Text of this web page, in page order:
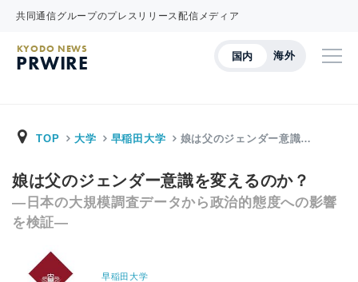
共同通信グループのプレスリリース配信メディア
国内 海外
KYODO NEWS
PRWIRE
TOP 大学 早稲田大学 娘は父のジェンダー意識…
娘は父のジェンダー意識を変えるのか？
―日本の大規模調査データから政治的態度への影響
を検証―
早稲田大学